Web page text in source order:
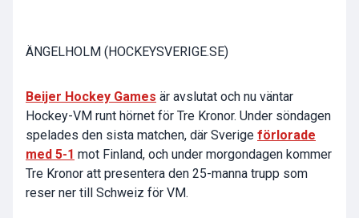
ÄNGELHOLM (HOCKEYSVERIGE.SE)
Beijer Hockey Games är avslutat och nu väntar
Hockey-VM runt hörnet för Tre Kronor. Under söndagen
spelades den sista matchen, där Sverige förlorade
med 5-1 mot Finland, och under morgondagen kommer
Tre Kronor att presentera den 25-manna trupp som
reser ner till Schweiz för VM.